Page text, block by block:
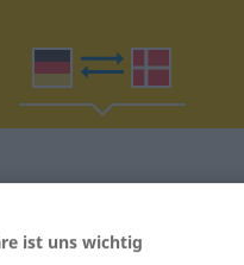
Wörterbuch
ist uns wichtig